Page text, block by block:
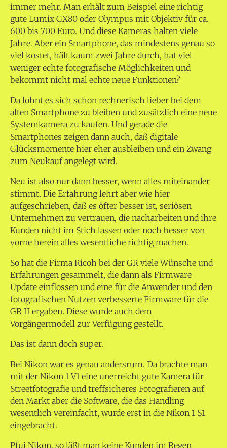
immer mehr. Man erhält zum Beispiel eine richtig
gute Lumix GX80 oder Olympus mit Objektiv für ca.
600 bis 700 Euro. Und diese Kameras halten viele
Jahre. Aber ein Smartphone, das mindestens genau so
viel kostet, hält kaum zwei Jahre durch, hat viel
weniger echte fotografische Möglichkeiten und
bekommt nicht mal echte neue Funktionen?
Da lohnt es sich schon rechnerisch lieber bei dem
alten Smartphone zu bleiben und zusätzlich eine neue
Systemkamera zu kaufen. Und gerade die
Smartphones zeigen dann auch, daß digitale
Glücksmomente hier eher ausbleiben und ein Zwang
zum Neukauf angelegt wird.
Neu ist also nur dann besser, wenn alles miteinander
stimmt. Die Erfahrung lehrt aber wie hier
aufgeschrieben, daß es öfter besser ist, seriösen
Unternehmen zu vertrauen, die nacharbeiten und ihre
Kunden nicht im Stich lassen oder noch besser von
vorne herein alles wesentliche richtig machen.
So hat die Firma Ricoh bei der GR viele Wünsche und
Erfahrungen gesammelt, die dann als Firmware
Update einflossen und eine für die Anwender und den
fotografischen Nutzen verbesserte Firmware für die
GR II ergaben. Diese wurde auch dem
Vorgängermodell zur Verfügung gestellt.
Das ist dann doch super.
Bei Nikon war es genau andersrum. Da brachte man
mit der Nikon 1 V1 eine unerreicht gute Kamera für
Streetfotografie und treffsicheres Fotografieren auf
den Markt aber die Software, die das Handling
wesentlich vereinfacht, wurde erst in die Nikon 1 S1
eingebracht.
Pfui Nikon, so läßt man keine Kunden im Regen